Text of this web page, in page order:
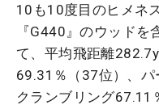
10も10度目のヒメネ
『G440』のウッドを
て、平均飛距離
69.31％（37位）、
クランブリング67.11